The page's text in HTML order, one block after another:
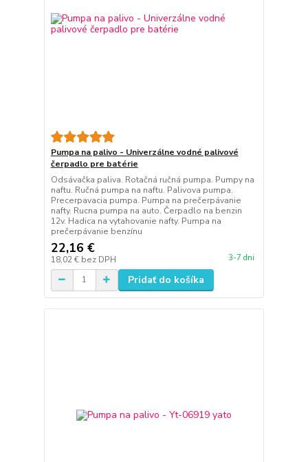
Pumpa na palivo - Univerzálne vodné palivové
čerpadlo pre batérie
Odsávačka paliva. Rotačná ručná pumpa. Pumpy na
naftu. Ručná pumpa na naftu. Palivova pumpa.
Precerpavacia pumpa. Pumpa na prečerpávanie
nafty. Rucna pumpa na auto. Čerpadlo na benzin
12v. Hadica na vytahovanie nafty. Pumpa na
prečerpávanie benzínu
22,16 €
18,02 € bez DPH 3-7 dni
Pridať do košíka